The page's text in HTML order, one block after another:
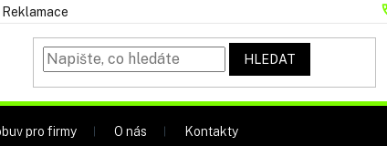
Reklamace
HLEDAT
pro firmy O nás Kontakty